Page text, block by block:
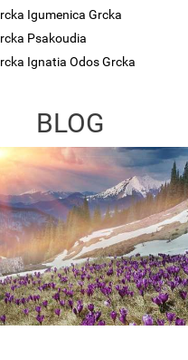
Igumenica Grcka
Psakoudia
Ignatia Odos Grcka
BLOG